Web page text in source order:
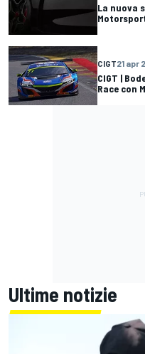
La nuova
CIGT21 apr
CIGT |
Race con
Ultime notizie